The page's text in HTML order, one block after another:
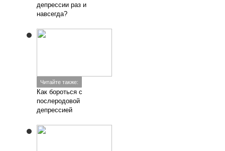
депрессии раз и
навсегда?
Читайте также:
Как бороться с
послеродовой
депрессией